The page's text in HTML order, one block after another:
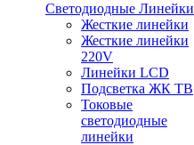
Светодиодные Линейки
Жесткие линейки
Жесткие линейки
220V
Линейки LCD
Подсветка ЖК ТВ
Токовые
светодиодные
линейки